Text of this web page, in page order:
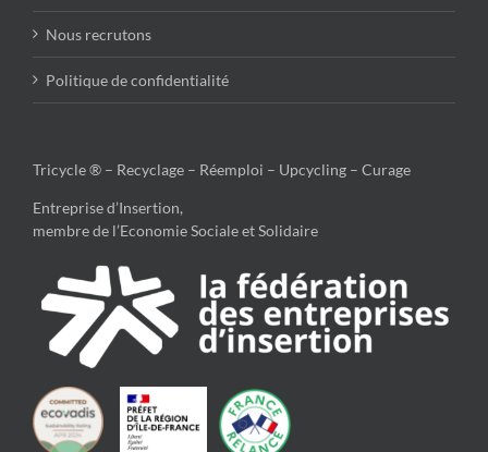
Nous recrutons
Politique de confidentialité
Tricycle ® – Recyclage – Réemploi – Upcycling – Curage
Entreprise d’Insertion,
membre de l’Economie Sociale et Solidaire